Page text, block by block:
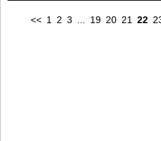
<< 1 2 3 19 20 21 22